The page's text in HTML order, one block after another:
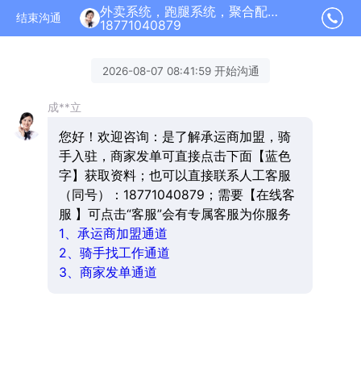
结束沟通
外卖系统，跑腿系统，聚合配送加盟正在为您服务
18771040879
2026-08-07 08:41:59 开始沟通
成**立
您好！欢迎咨询：是了解承运商加盟，骑
手入驻，商家发单可直接点击下面【蓝色
字】获取资料；也可以直接联系人工客服
（同号）：18771040879；需要【在线客
服 】可点击“客服”会有专属客服为你服务
1、承运商加盟通道
2、骑手找工作通道
3、商家发单通道